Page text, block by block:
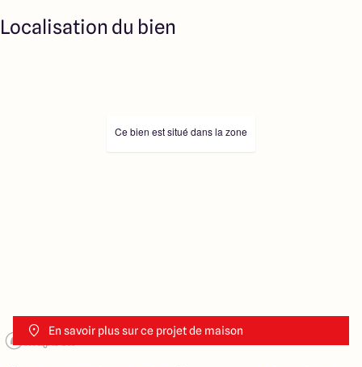
Localisation du bien
En savoir plus sur ce projet de maison
Ce bien est situé dans la zone